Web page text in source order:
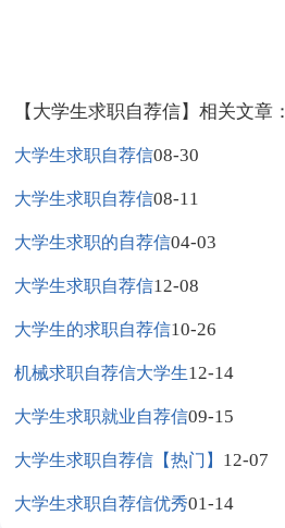
【大学生求职自荐信】相关文章：
大学生求职自荐信08-30
大学生求职自荐信08-11
大学生求职的自荐信04-03
大学生求职自荐信12-08
大学生的求职自荐信10-26
机械求职自荐信大学生12-14
大学生求职就业自荐信09-15
大学生求职自荐信【热门】 12-07
大学生求职自荐信优秀01-14